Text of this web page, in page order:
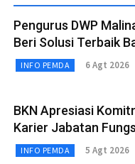
Pengurus DWP
Beri Solusi Terbaik
INFO PEMDA 6 Agt 2026
BKN Apresiasi
Karier Jabatan
INFO PEMDA 5 Agt 2026